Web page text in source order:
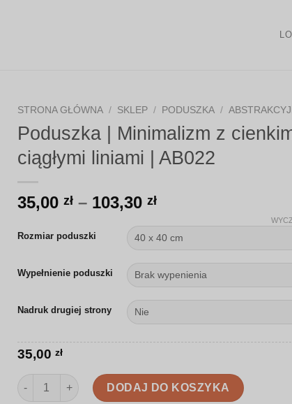
STRONA GŁÓWNA / SKLEP / PODUSZKA /
Poduszka | Minimalizm z
ciągłymi liniami | AB022
35,00 zł – 103,30 złZakres
od
35,00 zł
do
103,30 zł
Rozmiar poduszki
Wypełnienie poduszki
Nadruk drugiej strony
35,00 zł
ilość Poduszka | Minimalizm z cienkimi, ciągłymi liniami |
DODAJ DO KOSZYKA